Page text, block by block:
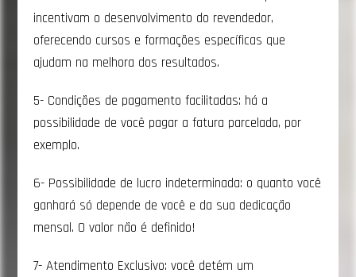
incentivam o desenvolvimento do revendedor,
oferecendo cursos e formações específicas que
ajudam na melhora dos resultados.
5- Condições de pagamento facilitadas: há a
possibilidade de você pagar a fatura parcelada, por
exemplo.
6- Possibilidade de lucro indeterminada: o quanto você
ganhará só depende de você e da sua dedicação
mensal. O valor não é definido!
7- Atendimento Exclusivo: você detém um